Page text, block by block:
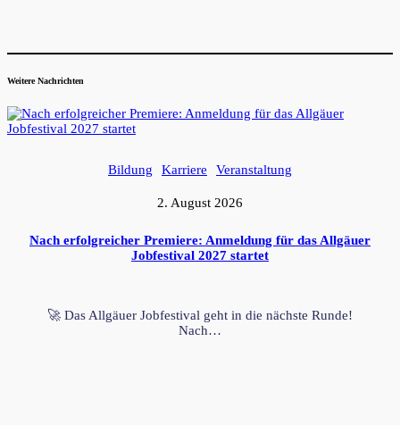
Weitere Nachrichten
Bildung Karriere Veranstaltung
2. August 2026
Nach erfolgreicher Premiere: Anmeldung für das Allgäuer
Jobfestival 2027 startet
🚀 Das Allgäuer Jobfestival geht in die nächste Runde!
Nach…